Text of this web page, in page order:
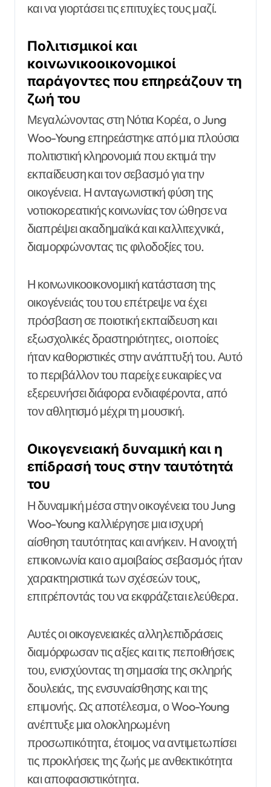
και να γιορτάσει τις επιτυχίες τους μαζί.
Πολιτισμικοί και
κοινωνικοοικονομικοί
παράγοντες που επηρεάζουν τη
ζωή του
Μεγαλώνοντας στη Νότια Κορέα, ο Jung
Woo-Young επηρεάστηκε από μια πλούσια
πολιτιστική κληρονομιά που εκτιμά την
εκπαίδευση και τον σεβασμό για την
οικογένεια. Η ανταγωνιστική φύση της
νοτιοκορεατικής κοινωνίας τον ώθησε να
διαπρέψει ακαδημαϊκά και καλλιτεχνικά,
διαμορφώνοντας τις φιλοδοξίες του.
Η κοινωνικοοικονομική κατάσταση της
οικογένειάς του του επέτρεψε να έχει
πρόσβαση σε ποιοτική εκπαίδευση και
εξωσχολικές δραστηριότητες, οι οποίες
ήταν καθοριστικές στην ανάπτυξή του. Αυτό
το περιβάλλον του παρείχε ευκαιρίες να
εξερευνήσει διάφορα ενδιαφέροντα, από
τον αθλητισμό μέχρι τη μουσική.
Οικογενειακή δυναμική και η
επίδρασή τους στην ταυτότητά
του
Η δυναμική μέσα στην οικογένεια του Jung
Woo-Young καλλιέργησε μια ισχυρή
αίσθηση ταυτότητας και ανήκειν. Η ανοιχτή
επικοινωνία και ο αμοιβαίος σεβασμός ήταν
χαρακτηριστικά των σχέσεών τους,
επιτρέποντάς του να εκφράζεται ελεύθερα.
Αυτές οι οικογενειακές αλληλεπιδράσεις
διαμόρφωσαν τις αξίες και τις πεποιθήσεις
του, ενισχύοντας τη σημασία της σκληρής
δουλειάς, της ενσυναίσθησης και της
επιμονής. Ως αποτέλεσμα, ο Woo-Young
ανέπτυξε μια ολοκληρωμένη
προσωπικότητα, έτοιμος να αντιμετωπίσει
τις προκλήσεις της ζωής με ανθεκτικότητα
και αποφασιστικότητα.